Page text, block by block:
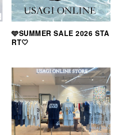
🩵SUMMER SALE 2026 STA
RT🤍